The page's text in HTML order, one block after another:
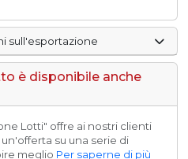
sull'esportazione
è disponibile anche
Lotti" offre ai nostri clienti
su una serie di
meglio Per saperne di più